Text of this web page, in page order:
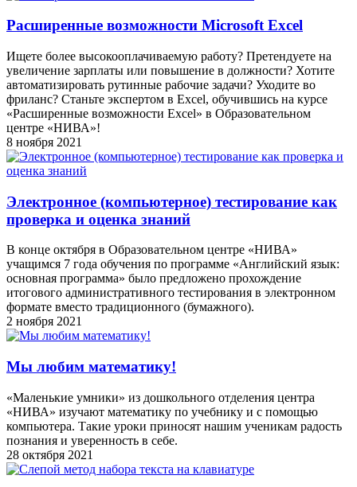
Расширенные возможности Microsoft Excel
Ищете более высокооплачиваемую работу? Претендуете на
увеличение зарплаты или повышение в должности? Хотите
автоматизировать рутинные рабочие задачи? Уходите во
фриланс? Станьте экспертом в Excel, обучившись на курсе
«Расширенные возможности Excel» в Образовательном
центре «НИВА»!
8 ноября 2021
Электронное (компьютерное) тестирование как
проверка и оценка знаний
В конце октября в Образовательном центре «НИВА»
учащимся 7 года обучения по программе «Английский язык:
основная программа» было предложено прохождение
итогового административного тестирования в электронном
формате вместо традиционного (бумажного).
2 ноября 2021
Мы любим математику!
«Маленькие умники» из дошкольного отделения центра
«НИВА» изучают математику по учебнику и с помощью
компьютера. Такие уроки приносят нашим ученикам радость
познания и уверенность в себе.
28 октября 2021